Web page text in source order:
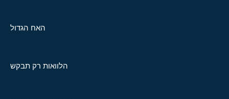
האח הגדול
הלוואות רק תבקש